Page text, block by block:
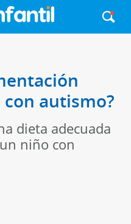
autismo?
dieta adecuada
niño con